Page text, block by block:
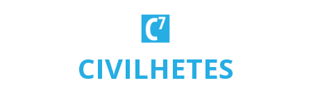
CIVILHETES